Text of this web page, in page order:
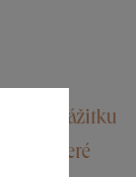
zážitku
které